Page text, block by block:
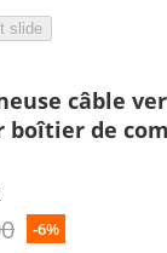
slide
câble
de
-6%